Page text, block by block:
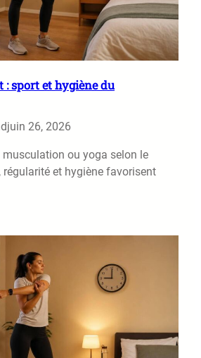
: sport et hygiène du
juin 26, 2026
musculation ou yoga selon le
régularité et hygiène favorisent